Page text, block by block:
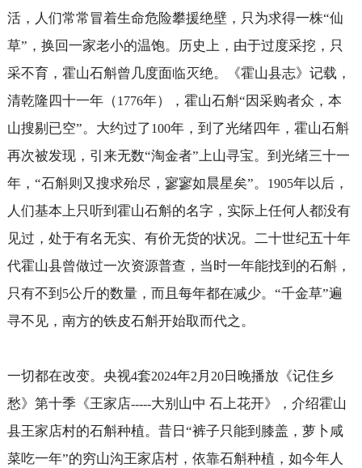
活，人们常常冒着生命危险攀援绝壁，只为求得一株“仙
草”，换回一家老小的温饱。历史上，由于过度采挖，只
采不育，霍山石斛曾几度面临灭绝。《霍山县志》记载，
清乾隆四十一年（1776年），霍山石斛“因采购者众，本
山搜剔已空”。大约过了100年，到了光绪四年，霍山石斛
再次被发现，引来无数“淘金者”上山寻宝。到光绪三十一
年，“石斛则又搜求殆尽，寥寥如晨星矣”。
1905年以后，
人们基本上只听到霍山石斛的名字，实际上任何人都没有
见过，处于有名无实、有价无货的状况。二十世纪五十年
代霍山县曾做过一次资源普查，当时一年能找到的石斛，
只有不到 5公斤的数量，而且每年都在减少。“千金草”遍
寻不见，南方的铁皮石斛开始取而代之。
一切都在改变。央视4套2024年2月 20日晚播放《记住乡
愁》第十季《王家店-----大别山中 石上花开》，介绍霍山
县王家店村的石斛种植。昔日“裤子只能到膝盖，萝卜咸
菜吃一年”的穷山沟王家店村，依靠石斛种植，如今年人